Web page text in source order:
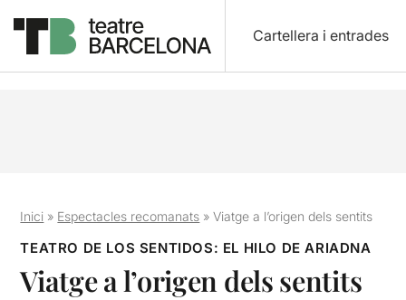
Cartellera i entrades
Inici » Espectacles recomanats »Viatge a l’origen dels sentits
TEATRO DE LOS SENTIDOS: EL HILO DE ARIADNA
Viatge a l’origen dels sentits